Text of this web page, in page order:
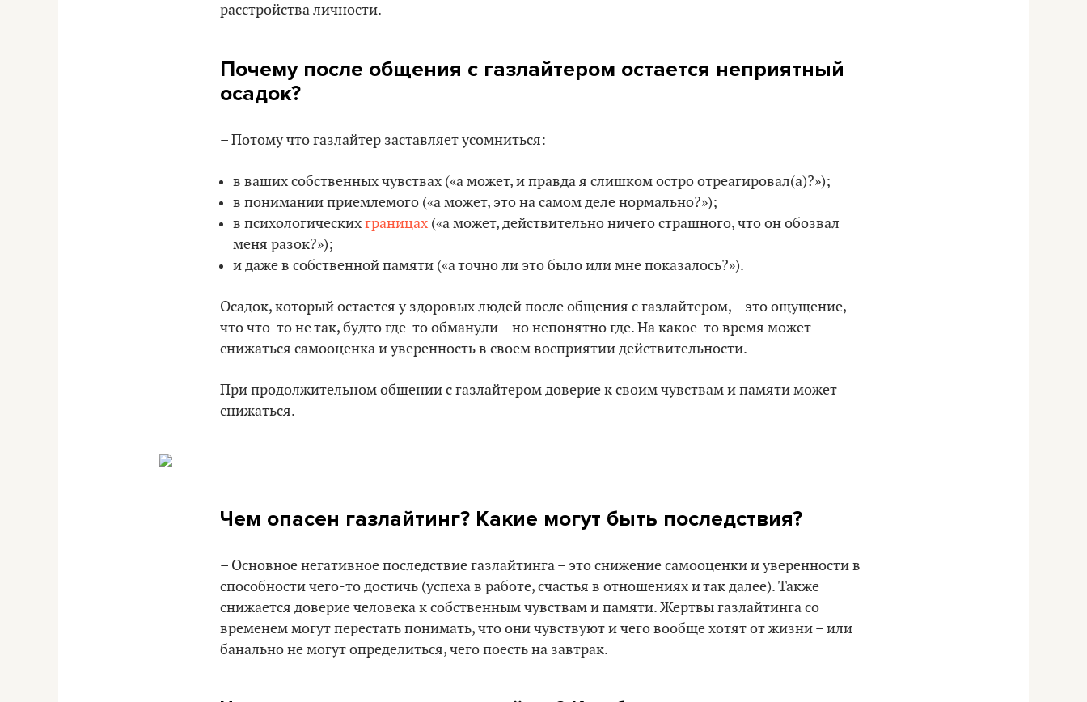
расстройства личности.
Почему после общения с газлайтером остается неприятный
осадок?
– Потому что газлайтер заставляет усомниться:
в ваших собственных чувствах («а может, и правда я слишком остро отреагировал(а)?»);
в понимании приемлемого («а может, это на самом деле нормально?»);
в психологическихграницах («а может, действительно ничего страшного, что он обозвал
меня разок?»);
и даже в собственной памяти («а точно ли это было или мне показалось?»).
Осадок, который остается у здоровых людей после общения с газлайтером, – это ощущение,
что что-то не так, будто где-то обманули – но непонятно где. На какое-то время может
снижаться самооценка и уверенность в своем восприятии действительности.
При продолжительном общении с газлайтером доверие к своим чувствам и памяти может
снижаться.
Чем опасен газлайтинг? Какие могут быть последствия?
– Основное негативное последствие газлайтинга – это снижение самооценки и уверенности в
способности чего-то достичь (успеха в работе, счастья в отношениях и так далее). Также
снижается доверие человека к собственным чувствам и памяти. Жертвы газлайтинга со
временем могут перестать понимать, что они чувствуют и чего вообще хотят от жизни – или
банально не могут определиться, чего поесть на завтрак.